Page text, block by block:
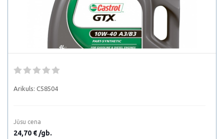
Arikuls: C58504
Jūsu cena
24,70 € /gb.